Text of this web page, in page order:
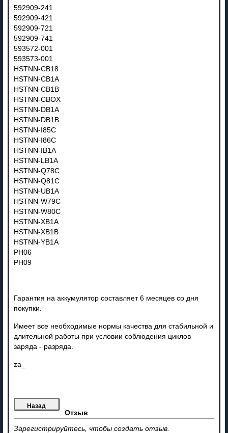
592909-241
592909-421
592909-721
592909-741
593572-001
593573-001
HSTNN-CB18
HSTNN-CB1A
HSTNN-CB1B
HSTNN-CBOX
HSTNN-DB1A
HSTNN-DB1B
HSTNN-I85C
HSTNN-I86C
HSTNN-IB1A
HSTNN-LB1A
HSTNN-Q78C
HSTNN-Q81C
HSTNN-UB1A
HSTNN-W79C
HSTNN-W80C
HSTNN-XB1A
HSTNN-XB1B
HSTNN-YB1A
PH06
PH09
Гарантия на аккумулятор составляет 6 месяцев со дня
покупки.
Имеет все необходимые нормы качества для стабильной и
длительной работы при условии соблюдения циклов
заряда - разряда.
za_
Отзыв
Зарегистрируйтесь, чтобы создать отзыв.